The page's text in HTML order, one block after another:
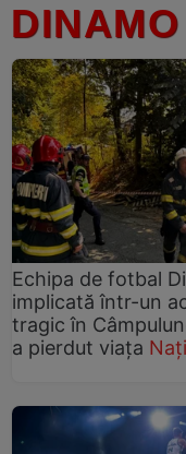
DINAMO
Echipa de fotbal
implicată într-un
tragic în
a pierdut viața